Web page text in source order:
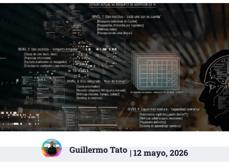
Guillermo Tato | 12 mayo, 2026